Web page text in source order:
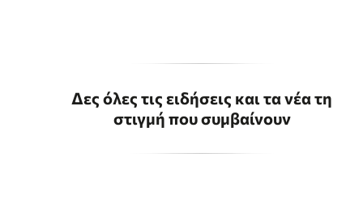
Δες όλες τις ειδήσεις και τα νέα τη
στιγμή που συμβαίνουν